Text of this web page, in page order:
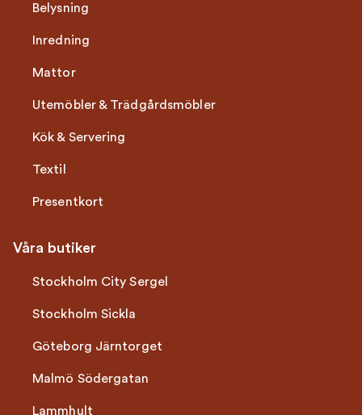
Belysning
Inredning
Mattor
Utemöbler & Trädgårdsmöbler
Kök & Servering
Textil
Presentkort
Våra butiker
Stockholm City Sergel
Stockholm Sickla
Göteborg Järntorget
Malmö Södergatan
Lammhult